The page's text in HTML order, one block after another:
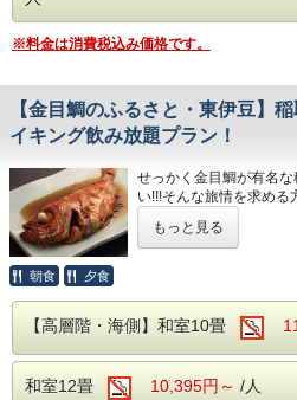
・チェックインは15時
※夕食時間の都合上、
・チェックアウトは10
・ご夕食
旬の素材にこだわった
さらに、アルコール・
・ご朝食
※料金は消費税込み価格です。
【金目鯛のふるさと・東伊豆】
イキング飲み放題プラン！
せっかく金目鯛が有名
い!!!そんな旅情を求める
金目鯛丸々1匹を稲取風
お夕食のバイキングの他
本来は当日１６時まで
もっと見る
朝食 夕食
【高層階・海側】和室10畳
和室12畳 10,395円～ /人